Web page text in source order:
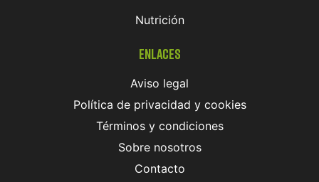
Nutrición
Enlaces
Aviso legal
Política de privacidad y cookies
Términos y condiciones
Sobre nosotros
Contacto